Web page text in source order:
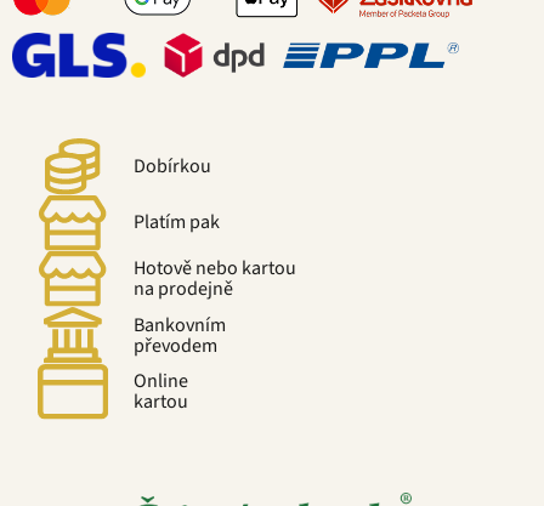
Dobírkou
Platím pak
Hotově nebo kartou
na prodejně
Bankovním
převodem
Online
kartou